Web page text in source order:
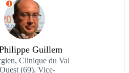
I
Guillem
Clinique du Val
(69), Vice-